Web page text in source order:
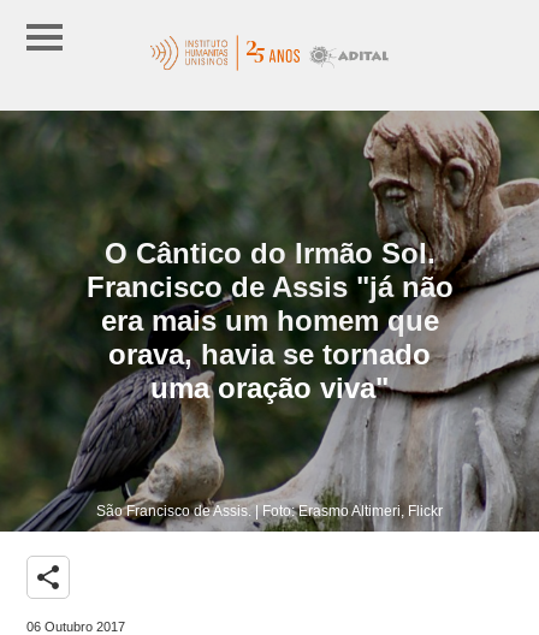
O Cântico do Irmão Sol.
Francisco de Assis "já não
era mais um homem que
orava, havia se tornado
uma oração viva"
São Francisco de Assis. | Foto: Erasmo Altimeri, Flickr
share
06 Outubro 2017